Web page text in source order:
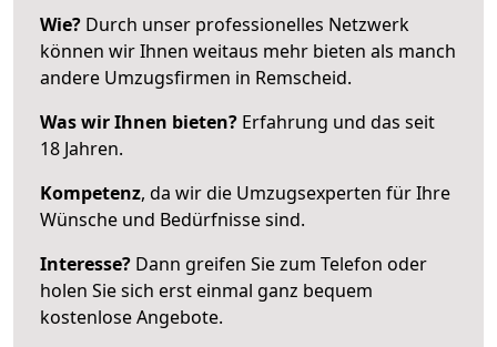
Wie? Durch unser professionelles Netzwerk
können wir Ihnen weitaus mehr bieten als manch
andere Umzugsfirmen in Remscheid.
Was wir Ihnen bieten? Erfahrung und das seit
18 Jahren.
Kompetenz, da wir die Umzugsexperten für Ihre
Wünsche und Bedürfnisse sind.
Interesse? Dann greifen Sie zum Telefon oder
holen Sie sich erst einmal ganz bequem
kostenlose Angebote.